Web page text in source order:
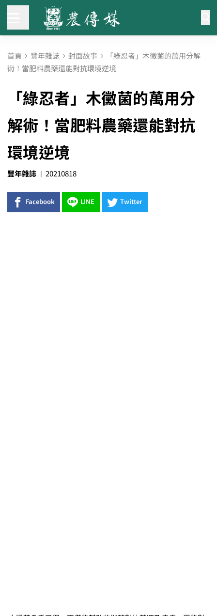
首頁 豐年雜誌 封面故事 「綠忍者」木黴菌的萬用分解
術！當肥料農藥還能對抗環境逆境
「綠忍者」木黴菌的萬用分
解術！當肥料農藥還能對抗
環境逆境
豐年雜誌 20210818
Facebook LINE Twitter